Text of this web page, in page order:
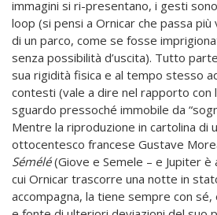
immagini si ri-presentano, i gesti
loop (si pensi a Ornicar che passa più
di un parco, come se fosse
senza possibilità d’uscita). Tutto
sua rigidità fisica e al tempo stesso
contesti (vale a dire nel rapporto con
sguardo pressoché immobile da
Mentre la riproduzione in cartolina di
ottocentesco francese Gustave
Sémélé(Giove e Semele – e Jupiter è
cui Ornicar trascorre una notte in
accompagna, la tiene sempre con